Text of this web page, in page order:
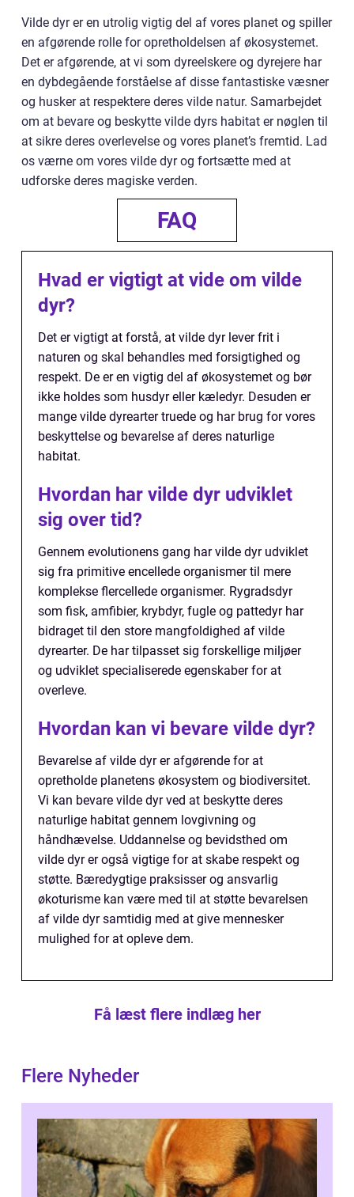
Vilde dyr er en utrolig vigtig del af vores planet og spiller
en afgørende rolle for opretholdelsen af økosystemet.
Det er afgørende, at vi som dyreelskere og dyrejere har
en dybdegående forståelse af disse fantastiske væsner
og husker at respektere deres vilde natur. Samarbejdet
om at bevare og beskytte vilde dyrs habitat er nøglen til
at sikre deres overlevelse og vores planet’s fremtid. Lad
os værne om vores vilde dyr og fortsætte med at
udforske deres magiske verden.
FAQ
Hvad er vigtigt at vide om vilde
dyr?
Det er vigtigt at forstå, at vilde dyr lever frit i
naturen og skal behandles med forsigtighed og
respekt. De er en vigtig del af økosystemet og bør
ikke holdes som husdyr eller kæledyr. Desuden er
mange vilde dyrearter truede og har brug for vores
beskyttelse og bevarelse af deres naturlige
habitat.
Hvordan har vilde dyr udviklet
sig over tid?
Gennem evolutionens gang har vilde dyr udviklet
sig fra primitive encellede organismer til mere
komplekse flercellede organismer. Rygradsdyr
som fisk, amfibier, krybdyr, fugle og pattedyr har
bidraget til den store mangfoldighed af vilde
dyrearter. De har tilpasset sig forskellige miljøer
og udviklet specialiserede egenskaber for at
overleve.
Hvordan kan vi bevare vilde dyr?
Bevarelse af vilde dyr er afgørende for at
opretholde planetens økosystem og biodiversitet.
Vi kan bevare vilde dyr ved at beskytte deres
naturlige habitat gennem lovgivning og
håndhævelse. Uddannelse og bevidsthed om
vilde dyr er også vigtige for at skabe respekt og
støtte. Bæredygtige praksisser og ansvarlig
økoturisme kan være med til at støtte bevarelsen
af vilde dyr samtidig med at give mennesker
mulighed for at opleve dem.
Få læst flere indlæg her
Flere Nyheder